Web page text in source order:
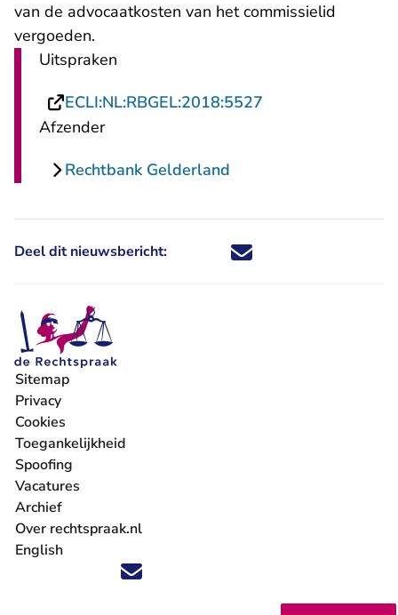
van de advocaatkosten van het commissielid
vergoeden.
Uitspraken
ECLI:NL:RBGEL:2018:5527
Afzender
Rechtbank Gelderland
Deel dit nieuwsbericht: Deel dit nieuwsbericht via X -
Deel dit nieuwsbericht via
Deel dit nieuwsbericht
Deel dit
Volg ons op X (Twitter) - U verlaat Rechtspraak.nl
Volg ons op Facebook - U verlaat Rechtspraak.nl
Volg ons op Instagram - U verlaat Rechtspraak.nl
Volg ons op Youtube - U verlaat Rechtspraak.nl
Volg ons op LinkedIn - U verlaat
'Blijf op de hoogte' nieuwsbrief - U verlaat
Sitemap
Privacy
Cookies
Toegankelijkheid
Spoofing
Vacatures
- U verlaat Rechtspraak.nl
Archief
Over rechtspraak.nl
English